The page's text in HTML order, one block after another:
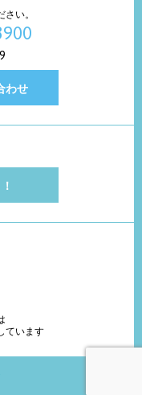
い。
わせ
ています